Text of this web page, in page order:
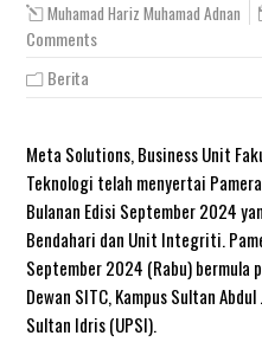
Muhamad Hariz Muhamad Adnan
Comments
Berita
Meta Solutions, Business Unit
Teknologi telah menyertai
Bulanan Edisi September 2024
Bendahari dan Unit Integriti.
September 2024 (Rabu) bermula
Dewan SITC, Kampus Sultan
Sultan Idris (UPSI).